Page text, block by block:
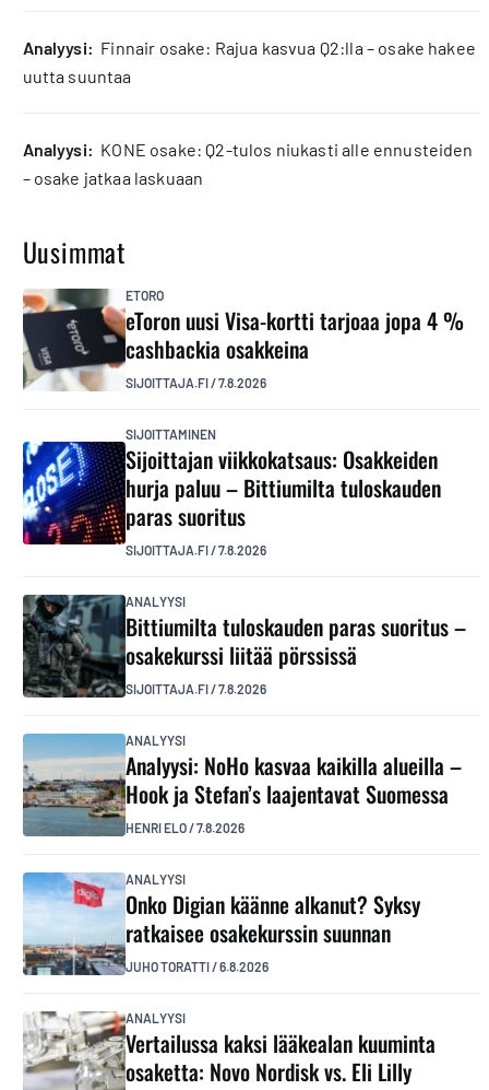
analyysi: Finnair osake: Rajua kasvua Q2:lla – osake hakee
uutta suuntaa
analyysi: KONE osake: Q2-tulos niukasti alle ennusteiden
– osake jatkaa laskuaan
Uusimmat
ETORO
eToron uusi Visa-kortti tarjoaa jopa 4 %
cashbackia osakkeina
SIJOITTAJA.FI/7.8.2026
SIJOITTAMINEN
Sijoittajan viikkokatsaus: Osakkeiden
hurja paluu – Bittiumilta tuloskauden
paras suoritus
SIJOITTAJA.FI/7.8.2026
ANALYYSI
Bittiumilta tuloskauden paras suoritus –
osakekurssi liitää pörssissä
SIJOITTAJA.FI/7.8.2026
ANALYYSI
Analyysi: NoHo kasvaa kaikilla alueilla –
Hook ja Stefan’s laajentavat Suomessa
HENRI ELO/7.8.2026
ANALYYSI
Onko Digian käänne alkanut? Syksy
ratkaisee osakekurssin suunnan
JUHO TORATTI/6.8.2026
ANALYYSI
Vertailussa kaksi lääkealan kuuminta
osaketta: Novo Nordisk vs. Eli Lilly